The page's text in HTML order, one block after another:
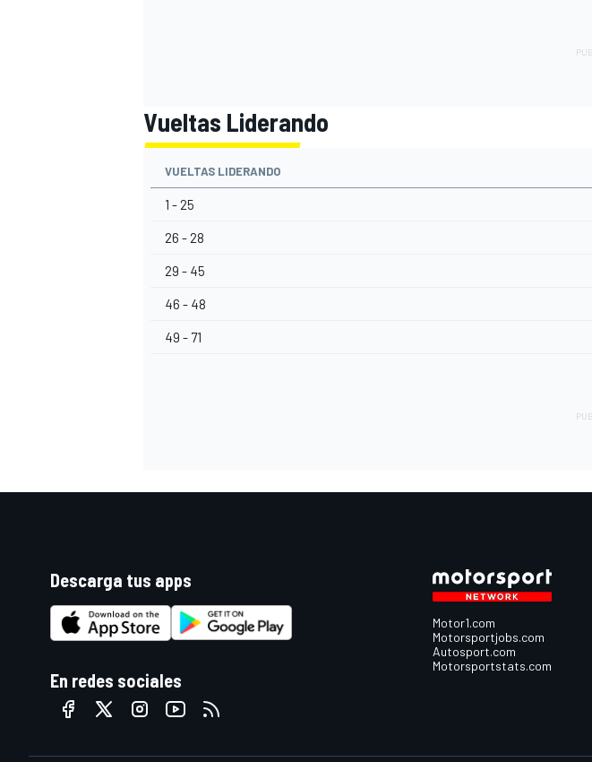
MÁS CATEGORÍAS
Vueltas Liderando
VUELTAS LIDERANDO
1 - 25
26 - 28
29 - 45
46 - 48
49 - 71
Descarga tus apps
En redes sociales
Motor1.com
Motorsportjobs.com
Autosport.com
Motorsportstats.com